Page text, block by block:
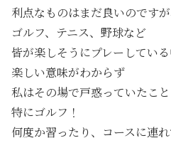
利点なものはまだ良いのですが
ゴルフ、テニス、野球など
皆が楽しそうにプレーしている
楽しい意味がわからず
私はその場で戸惑っていたこ
特にゴルフ！
何度か習ったり、コースに連